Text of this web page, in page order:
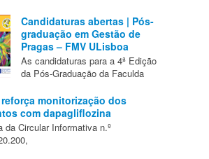
Candidaturas abertas | Pós-
graduação em Gestão de
Pragas – FMV ULisboa
As candidaturas para a 4ª Edição
da Pós-Graduação da Faculda
reforça monitorização dos
com dapagliflozina
da Circular Informativa n.º